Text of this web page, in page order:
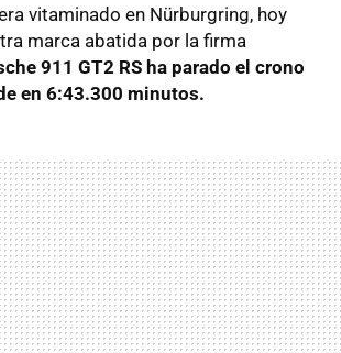
vitaminado en Nürburgring, hoy
marca abatida por la firma
911 GT2 RS ha parado el crono
en 6:43.300 minutos.